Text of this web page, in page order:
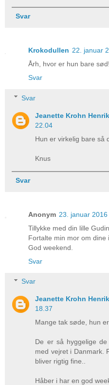
Svar
Krokodullen 22. januar
Årh, hvor er hun bare
Svar
Svar
Jeanette Krohn
22.04
Hun er virkelig bare så
Knus
Svar
Anonym 23. januar
Tillykke med din lille
Fortalte min mor om dine
God weekend.
Svar
Svar
Jeanette Krohn
18.37
Mange tak søde, hun
De er så hyggelige
med vejret i Danmark.
bliver rigtig fine..
Håber i har en god